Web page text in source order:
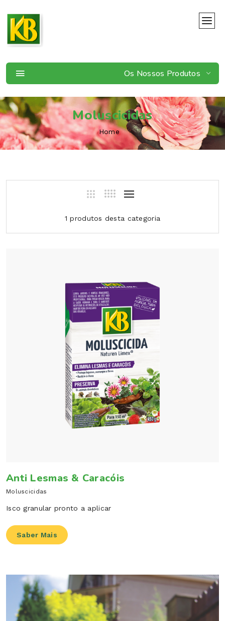
Os Nossos Produtos
Moluscicidas
Home
1 produtos desta categoria
Anti Lesmas & Caracóis
Moluscicidas
Isco granular pronto a aplicar
Saber Mais